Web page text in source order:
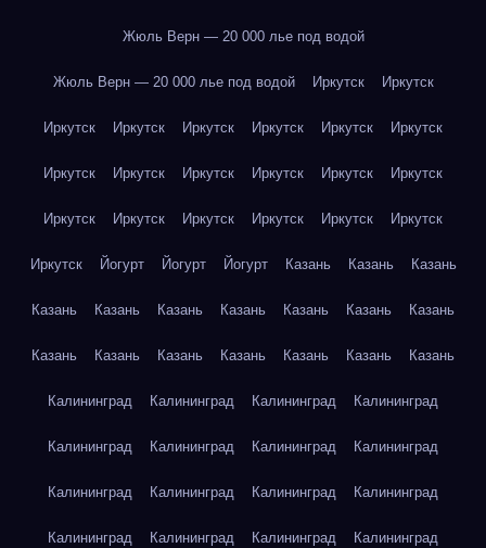
Жюль Верн — 20 000 лье под водой
Жюль Верн — 20 000 лье под водой Иркутск Иркутск
Иркутск Иркутск Иркутск Иркутск Иркутск Иркутск
Иркутск Иркутск Иркутск Иркутск Иркутск Иркутск
Иркутск Иркутск Иркутск Иркутск Иркутск Иркутск
Иркутск Йогурт Йогурт Йогурт Казань Казань Казань
Казань Казань Казань Казань Казань Казань Казань
Казань Казань Казань Казань Казань Казань Казань
Калининград Калининград Калининград Калининград
Калининград Калининград Калининград Калининград
Калининград Калининград Калининград Калининград
Калининград Калининград Калининград Калининград